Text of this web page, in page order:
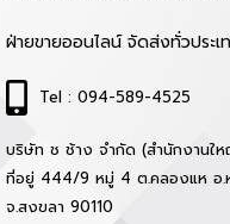
ฝ่ายขายออนไลน์ จัดส่งทั่วประเ
Tel : 094-589-4525
บริษัท ช ช้าง จำกัด (สำนักงานใ
ที่อยู่ 444/9 หมู่ 4 ต.คลองแห อ.
จ.สงขลา 90110